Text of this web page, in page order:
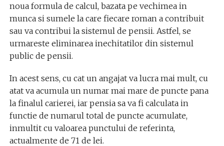
noua formula de calcul, bazata pe vechimea in
munca si sumele la care fiecare roman a contribuit
sau va contribui la sistemul de pensii. Astfel, se
urmareste eliminarea inechitatilor din sistemul
public de pensii.
In acest sens, cu cat un angajat va lucra mai mult, cu
atat va acumula un numar mai mare de puncte pana
la finalul carierei, iar pensia sa va fi calculata in
functie de numarul total de puncte acumulate,
inmultit cu valoarea punctului de referinta,
actualmente de 71 de lei.